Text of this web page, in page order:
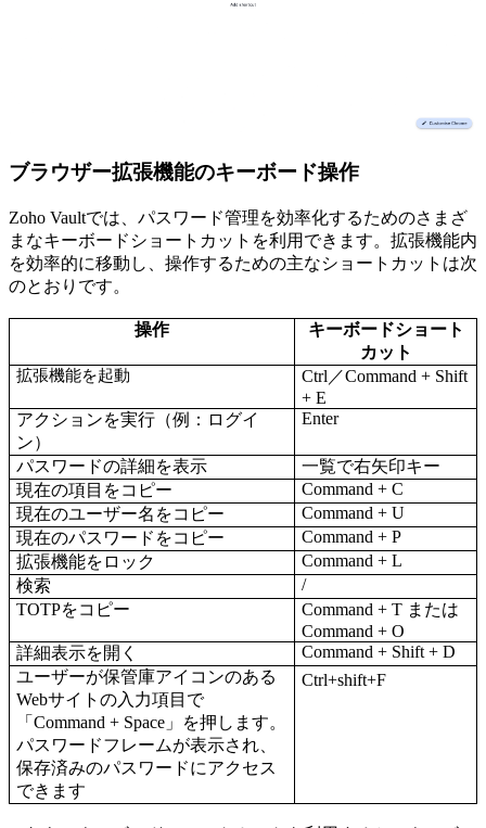
ブラウザー拡張機能のキーボード操作
Zoho Vaultでは、パスワード管理を効率化するためのさまざ
まなキーボードショートカットを利用できます。拡張機能内
を効率的に移動し、操作するための主なショートカットは次
のとおりです。
操作
キーボードショート
カット
拡張機能を起動
Ctrl／Command + Shift
+ E
アクションを実行（例：ログイ
ン）
Enter
パスワードの詳細を表示
一覧で右矢印キー
現在の項目をコピー
Command + C
現在のユーザー名をコピー
Command + U
現在のパスワードをコピー
Command + P
拡張機能をロック
Command + L
検索
/
TOTPをコピー
Command + T または
Command + O
詳細表示を開く
Command + Shift + D
ユーザーが保管庫アイコンのある
Webサイトの入力項目で
「Command + Space」を押します。
パスワードフレームが表示され、
保存済みのパスワードにアクセス
できます
Ctrl+shift+F